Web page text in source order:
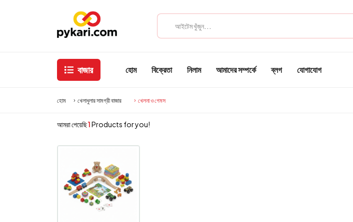
বাজার হোম বিক্রেতা নিলাম আমাদের সম্পর্কে ব্লগ যোগাযোগ
হোম খেলাধুলার সামগ্রী বাজার খেলনা ও গেমস
আমরা পেয়েছি1Products for you!